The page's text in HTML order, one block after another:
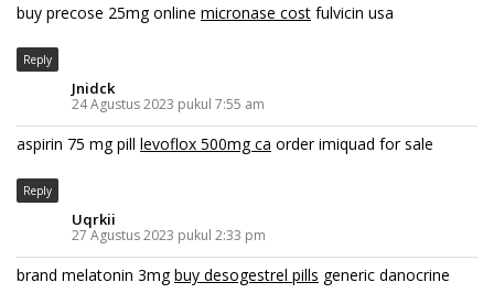
buy precose 25mg online micronase cost fulvicin usa
Reply
Jnidck
24 Agustus 2023 pukul 7:55 am
aspirin 75 mg pill levoflox 500mg ca order imiquad for sale
Reply
Uqrkii
27 Agustus 2023 pukul 2:33 pm
brand melatonin 3mgbuy desogestrel pills generic danocrine